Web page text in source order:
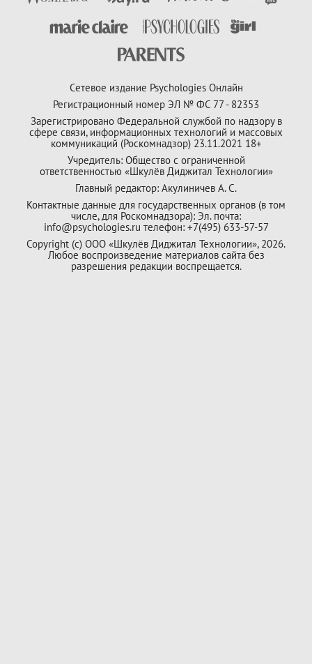
Сетевое издание Psychologies Онлайн
Регистрационный номер ЭЛ № ФС 77 - 82353
Зарегистрировано Федеральной службой по надзору в
сфере связи, информационных технологий и массовых
коммуникаций (Роскомнадзор) 23.11.2021 18+
Учредитель: Общество с ограниченной
ответственностью «Шкулёв Диджитал Технологии»
Главный редактор: Акулиничев А. С.
Контактные данные для государственных органов (в том
числе, для Роскомнадзора): Эл. почта:
info@psychologies.ru телефон: +7(495) 633-57-57
Copyright (с) ООО «Шкулёв Диджитал Технологии», 2026.
Любое воспроизведение материалов сайта без
разрешения редакции воспрещается.